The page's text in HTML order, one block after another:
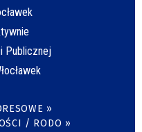
Publicznej
»
/ RODO »